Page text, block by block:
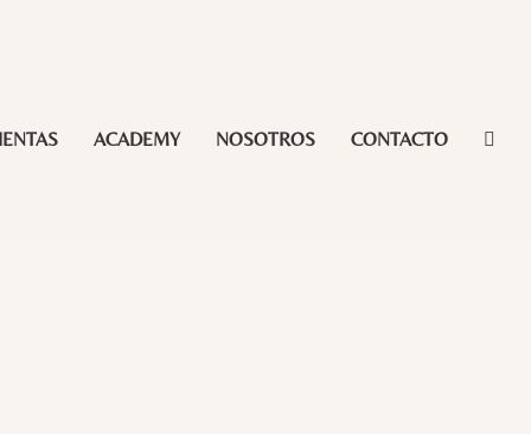
ACADEMY NOSOTROS CONTACTO